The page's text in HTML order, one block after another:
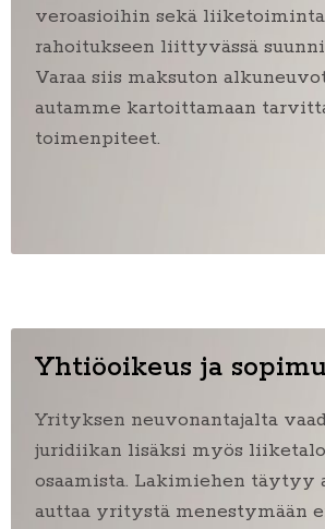
veroasioihin sekä
rahoitukseen liittyvässä
Varaa siis maksuton
autamme kartoittamaan
toimenpiteet.
Yhtiöoikeus ja
Yrityksen neuvonantajalta
juridiikan lisäksi myös
osaamista. Lakimiehen
auttaa yritystä menestymään